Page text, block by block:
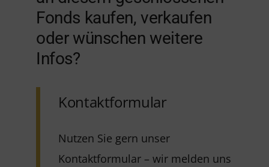
Fonds kaufen, verkaufen
oder wünschen weitere
Infos?
Kontaktformular
Nutzen Sie gern unser
Kontaktformular – wir melden uns